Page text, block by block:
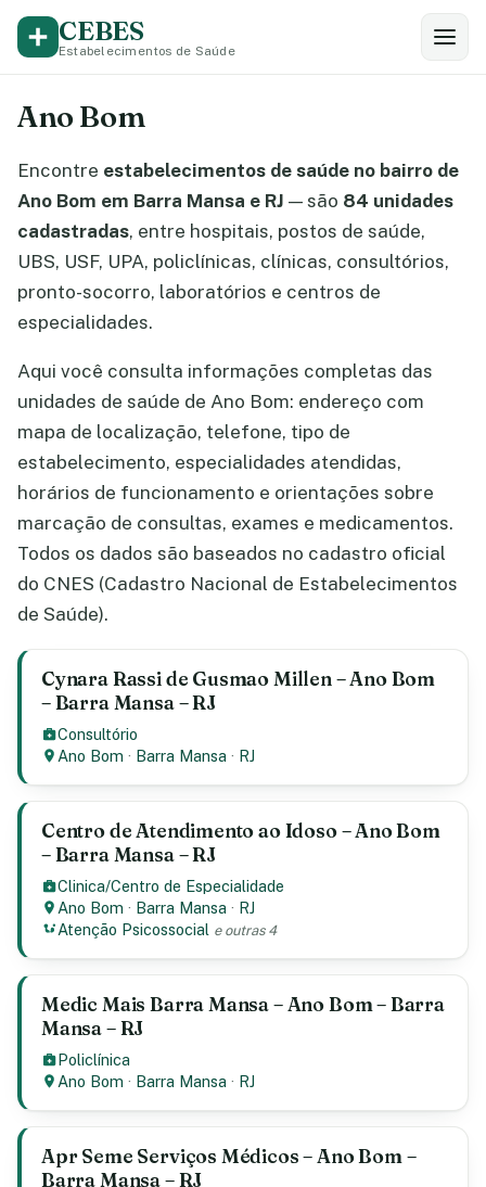
CEBES
Estabelecimentos de Saúde
Ano Bom
Encontre estabelecimentos de saúde no bairro de
Ano Bom em Barra Mansa e RJ — são 84 unidades
cadastradas, entre hospitais, postos de saúde,
UBS, USF, UPA, policlínicas, clínicas, consultórios,
pronto-socorro, laboratórios e centros de
especialidades.
Aqui você consulta informações completas das
unidades de saúde de Ano Bom: endereço com
mapa de localização, telefone, tipo de
estabelecimento, especialidades atendidas,
horários de funcionamento e orientações sobre
marcação de consultas, exames e medicamentos.
Todos os dados são baseados no cadastro oficial
do CNES (Cadastro Nacional de Estabelecimentos
de Saúde).
Cynara Rassi de Gusmao Millen – Ano Bom
– Barra Mansa – RJ
Consultório
Ano Bom · Barra Mansa · RJ
Centro de Atendimento ao Idoso – Ano Bom
– Barra Mansa – RJ
Clinica/Centro de Especialidade
Ano Bom · Barra Mansa · RJ
Atenção Psicossocial e outras 4
Medic Mais Barra Mansa – Ano Bom – Barra
Mansa – RJ
Policlínica
Ano Bom · Barra Mansa · RJ
Apr Seme Serviços Médicos – Ano Bom –
Barra Mansa – RJ